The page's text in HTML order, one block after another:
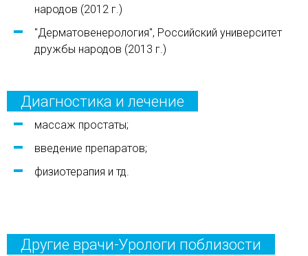
народов (2012 г.)
"Дерматовенерология", Российский университет
дружбы народов (2013 г.)
Диагностика и лечение
массаж простаты;
введение препаратов;
физиотерапия и тд.
Другие врачи-Урологи поблизости